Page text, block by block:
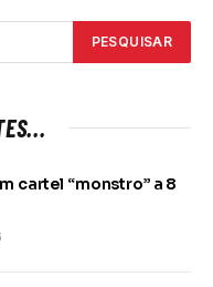
cartel “monstro” a 8